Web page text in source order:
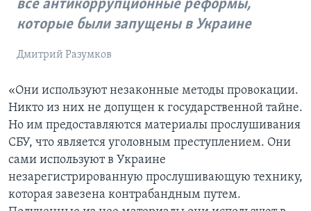
все антикоррупционные реформы,
которые были запущены в Украине
Дмитрий Разумков
«Они используют незаконные методы провокации.
Никто из них не допущен к государственной тайне.
Но им предоставляются материалы прослушивания
СБУ, что является уголовным преступлением. Они
сами используют в Украине
незарегистрированную прослушивающую технику,
которая завезена контрабандным путем.